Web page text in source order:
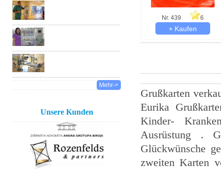
Mehr->
Unsere Kunden
Nr. 439 6
Grußkarten
Eurika
Kinder-
Ausrüstung .
Glückwünsche
zweiten Karten